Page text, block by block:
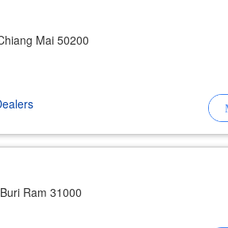
Mai 50200
Ram 31000